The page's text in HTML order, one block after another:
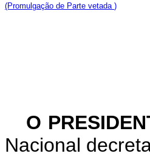
(Promulgação de Parte vetada )
O
Nacional